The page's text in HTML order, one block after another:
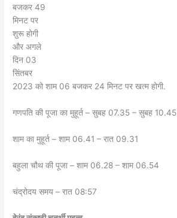
बजकर 49
मिनट पर
शुरू होगी
और अगले
दिन 03
सिंतबर
2023 को शाम 06 बजकर 24 मिनट पर खत्म होगी.
गणपति की पूजा का मुहूर्त – सुबह 07.35 – सुबह 10.45
शाम का मुहूर्त – शाम 06.41 – रात 09.31
बहुला चौथ की पूजा – शाम 06.28 – शाम 06.54
चंद्रोदय समय – रात 08:57